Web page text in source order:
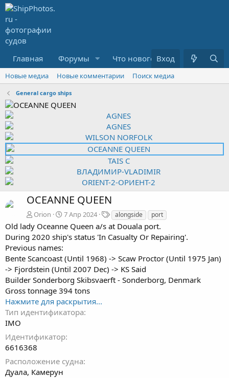
Главная Форумы Что нового? Медиа
Вход
Новые медиа Новые комментарии Поиск медиа
General cargo ships
OCEANNE QUEEN
Orion 7 Апр 2024
Т
е
и
alongside port
Old lady Oceanne Queen a/s at Douala port.
During 2020 ship's status 'In Casualty Or Repairing'.
Previous names:
Bente Scancoast (Until 1968) -> Scaw Proctor (Until 1975 Jan)
-> Fjordstein (Until 2007 Dec) -> KS Said
Builder Sonderborg Skibsvaerft - Sonderborg, Denmark
Gross tonnage 394 tons
Нажмите для раскрытия...
Тип идентификатора
IMO
Идентификатор
6616368
Расположение судна
Дуала, Камерун